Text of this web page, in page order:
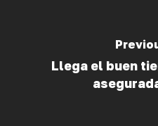
Llega el buen